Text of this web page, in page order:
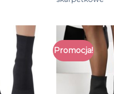
Promocja!